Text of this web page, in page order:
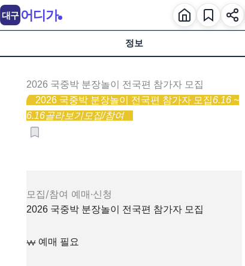
정보
2026 국중박 분장놀이 전국편 참가자 모집
2026 국중박 분장놀이 전국편 참가자 모집6.16 ~
6.16골라보기모집/참여
모집/참여 예매·신청
2026 국중박 분장놀이 전국편 참가자 모집
예매 필요
대구 어디가